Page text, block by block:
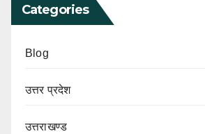
Categories
Blog
उत्तर प्रदेश
उत्तराखण्ड